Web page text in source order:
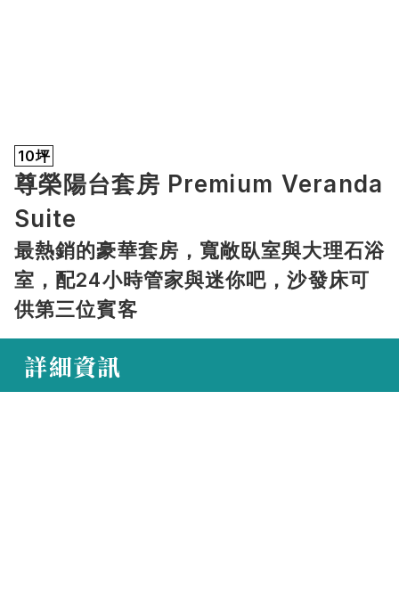
10坪
尊榮陽台套房 Premium Veranda
Suite
最熱銷的豪華套房，寬敞臥室與大理石浴
室，配24小時管家與迷你吧，沙發床可
供第三位賓客
詳細資訊